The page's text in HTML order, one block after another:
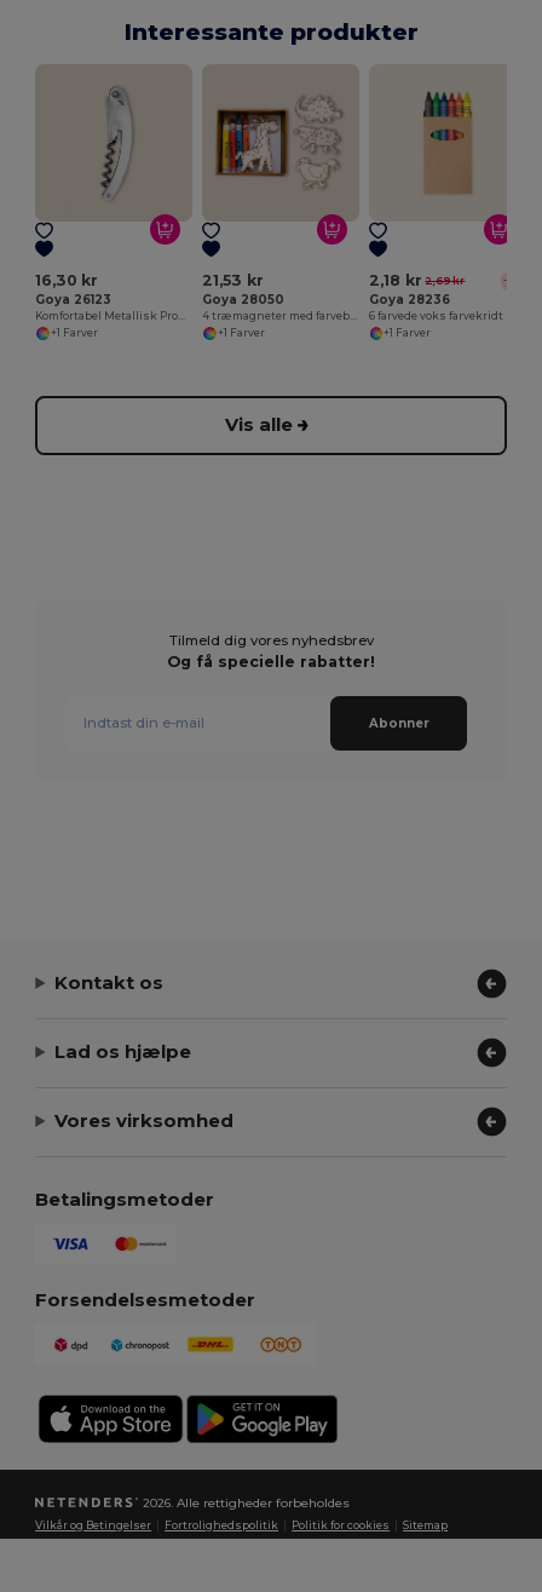
Interessante produkter
16,30 kr
Goya 26123
+1 Farver
21,53 kr
Goya 28050
+1 Farver
2,18 kr 2,69 kr -19%
Goya 28236
+1 Farver
Vis alle
Tilmeld dig vores nyhedsbrev
Og få specielle rabatter!
Abonner
Kontakt os
Lad os hjælpe
Vores virksomhed
Betalingsmetoder
Forsendelsesmetoder
2026. Alle rettigheder forbeholdes
Vilkår og Betingelser Fortrolighedspolitik Politik for cookies |Sitemap